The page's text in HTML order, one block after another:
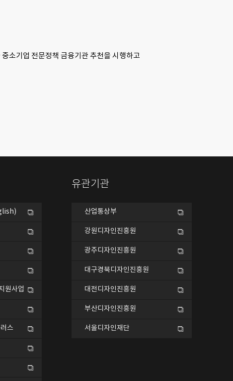
소기업 전문정책 금융기관 추천을 시행하고
원사업
스
유관기관
산업통상부
강원디자인진흥원
광주디자인진흥원
대구경북디자인진흥원
대전디자인진흥원
부산디자인진흥원
서울디자인재단